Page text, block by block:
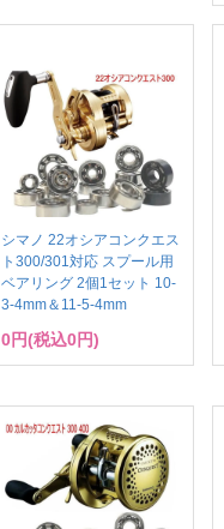
シマノ 22オシアコンクエス
ト300/301対応 スプール用
ベアリング 2個1セット 10-
3-4mm＆11-5-4mm
0円(税込0円)